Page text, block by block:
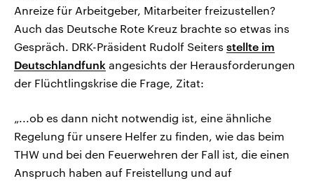
Anreize für Arbeitgeber, Mitarbeiter freizustellen?
Auch das Deutsche Rote Kreuz brachte so etwas ins
Gespräch. DRK-Präsident Rudolf Seiters stellte im
Deutschlandfunk angesichts der Herausforderungen
der Flüchtlingskrise die Frage, Zitat:
„...ob es dann nicht notwendig ist, eine ähnliche
Regelung für unsere Helfer zu finden, wie das beim
THW und bei den Feuerwehren der Fall ist, die einen
Anspruch haben auf Freistellung und auf